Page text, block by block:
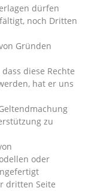
dürfen
noch Dritten
Gründen
diese Rechte
hat er uns
zu
oder
dritten Seite